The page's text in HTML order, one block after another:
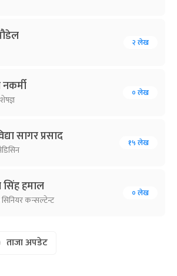
२ लेख
नकर्मी ० लेख
सागर प्रसाद १५ लेख
सिंह हमाल
सिनियर कन्सल्टेन्ट
० लेख
ताजा अपडेट